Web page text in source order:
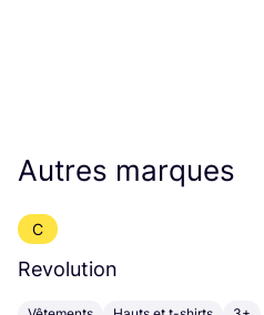
Autres marques
C
Revolution